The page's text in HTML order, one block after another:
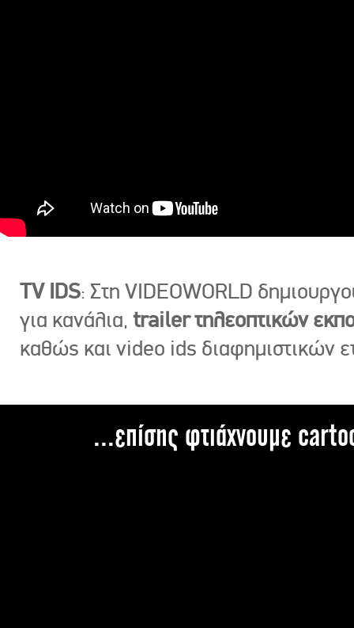
TV IDS: Στη VIDEOWORLD
για κανάλια, trailer τηλεοπτικών
καθώς και video ids διαφημιστικών
...επίσης φτιάχνουμε